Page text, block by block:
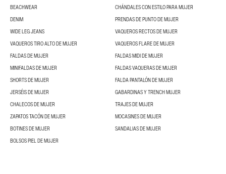
BEACHWEAR
CHÁNDALES CON ESTILO PARA MUJER
DENIM
PRENDAS DE PUNTO DE MUJER
WIDE LEG JEANS
VAQUEROS RECTOS DE MUJER
VAQUEROS TIRO ALTO DE MUJER
VAQUEROS FLARE DE MUJER
FALDAS DE MUJER
FALDAS MIDI DE MUJER
MINIFALDAS DE MUJER
FALDAS VAQUERAS DE MUJER
SHORTS DE MUJER
FALDA PANTALÓN DE MUJER
JERSÉIS DE MUJER
GABARDINAS Y TRENCH MUJER
CHALECOS DE MUJER
TRAJES DE MUJER
ZAPATOS TACÓN DE MUJER
MOCASINES DE MUJER
BOTINES DE MUJER
SANDALIAS DE MUJER
BOLSOS PIEL DE MUJER